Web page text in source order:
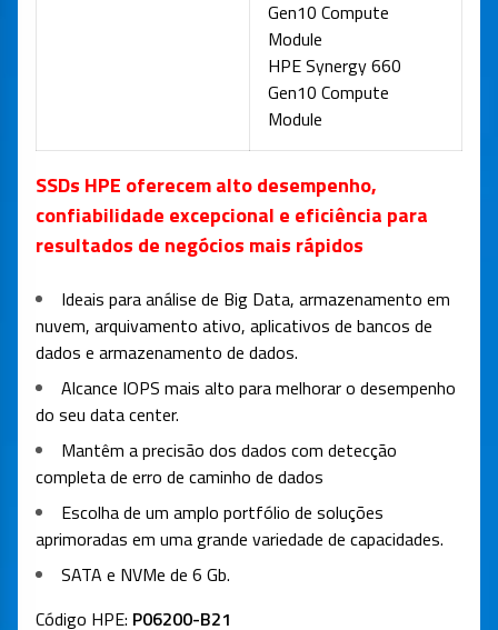
Gen10 Compute
Module
HPE Synergy 660
Gen10 Compute
Module
SSDs HPE oferecem alto desempenho,
confiabilidade excepcional e eficiência para
resultados de negócios mais rápidos
Ideais para análise de Big Data, armazenamento em
nuvem, arquivamento ativo, aplicativos de bancos de
dados e armazenamento de dados.
Alcance IOPS mais alto para melhorar o desempenho
do seu data center.
Mantêm a precisão dos dados com detecção
completa de erro de caminho de dados
Escolha de um amplo portfólio de soluções
aprimoradas em uma grande variedade de capacidades.
SATA e NVMe de 6 Gb.
Código HPE: P06200-B21